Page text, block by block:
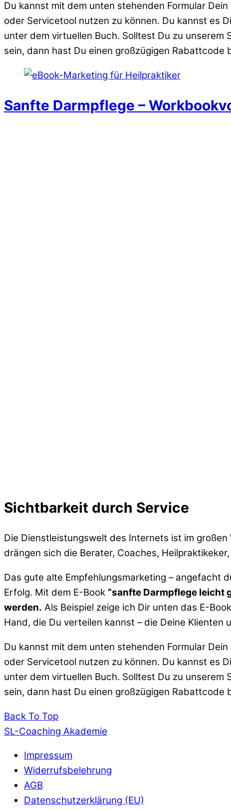
Du kannst mit dem unten stehenden Formular
oder Servicetool nutzen zu können. Du kannst es
unter dem virtuellen Buch. Solltest Du zu
sein, dann hast Du einen großzügigen
Sanfte Darmpflege –
Sichtbarkeit durch Service
Die Dienstleistungswelt des Internets ist im
drängen sich die Berater, Coaches,
Das gute alte Empfehlungsmarketing – angefacht
Erfolg. Mit dem E-Book “sanfte Darmpflege leicht
werden. Als Beispiel zeige ich Dir unten das E-
Hand, die Du verteilen kannst – die Deine Klienten
Du kannst mit dem unten stehenden Formular
oder Servicetool nutzen zu können. Du kannst es
unter dem virtuellen Buch. Solltest Du zu
sein, dann hast Du einen großzügigen
Back To Top
SL-Coaching Akademie
Impressum
Widerrufsbelehrung
AGB
Datenschutzerklärung (EU)